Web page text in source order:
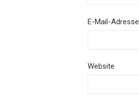
E-Mail-Adresse
Website